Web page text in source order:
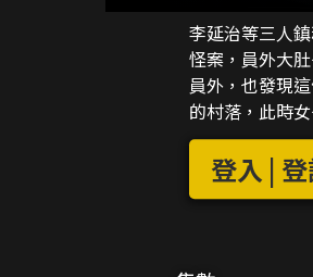
李延治等三人
怪案，員外大
員外，也發現
的村落，此時
救下的女子青
李延治格外的
露，鎮魂三人
登入 |